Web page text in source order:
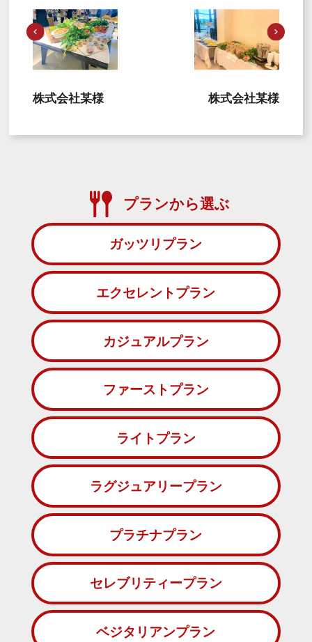
株式会社某様 株式会社某様
プランから選ぶ
ガッツリプラン
エクセレントプラン
カジュアルプラン
ファーストプラン
ライトプラン
ラグジュアリープラン
プラチナプラン
セレブリティープラン
ベジタリアンプラン